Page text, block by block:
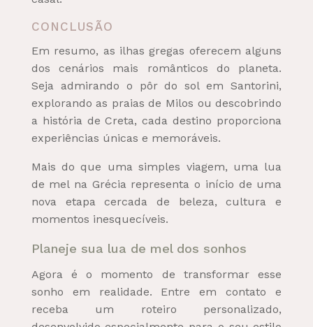
CONCLUSÃO
Em resumo, as ilhas gregas oferecem alguns
dos cenários mais românticos do planeta.
Seja admirando o pôr do sol em Santorini,
explorando as praias de Milos ou descobrindo
a história de Creta, cada destino proporciona
experiências únicas e memoráveis.
Mais do que uma simples viagem, uma lua
de mel na Grécia representa o início de uma
nova etapa cercada de beleza, cultura e
momentos inesquecíveis.
Planeje sua lua de mel dos sonhos
Agora é o momento de transformar esse
sonho em realidade. Entre em contato e
receba um roteiro personalizado,